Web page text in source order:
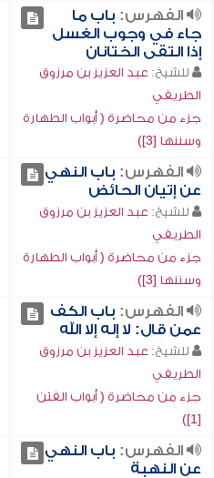
الفهرس: باب ما
جاء في وجوب الغسل
إذا التقى الختانان
للشيخ: عبد العزيز بن مرزوق
الطريفي
جزء من محاضرة ( أبواب الطهارة
وسننها [3])
الفهرس: باب النهي
عن إتيان الحائض
للشيخ: عبد العزيز بن مرزوق
الطريفي
جزء من محاضرة ( أبواب الطهارة
وسننها [3])
الفهرس: باب الكف
عمن قال: لا إله إلا الله
للشيخ: عبد العزيز بن مرزوق
الطريفي
جزء من محاضرة ( أبواب الفتن
[1])
الفهرس: باب النهي
عن النهبة